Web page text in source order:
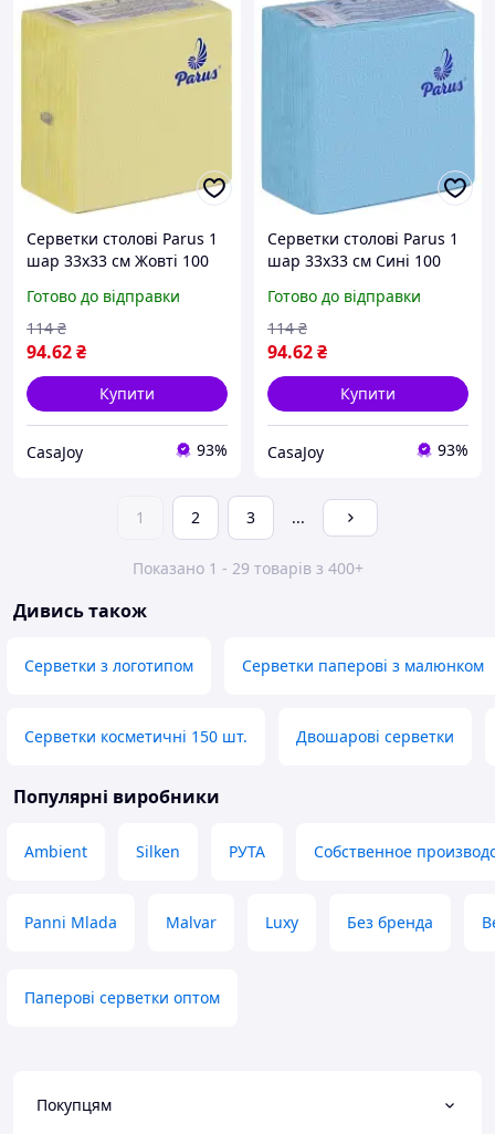
Серветки столові Parus 1
шар 33х33 см Жовті 100
Готово до відправки
94.62₴
114 ₴
Купити
CasaJoy 93%
Серветки столові Parus 1
шар 33х33 см Сині 100
Готово до відправки
94.62₴
114 ₴
Купити
CasaJoy 93%
1 2 3 ...
Показано 1 - 29 товарів з 400+
Дивись також
Серветки з логотипом Серветки паперові з малюнком
Серветки косметичні 150 шт. Двошарові серветки
Популярні виробники
Ambient Silken РУТА Собственное
Panni Mlada Malvar Luxy Без бренда
Паперові серветки оптом
Покупцям